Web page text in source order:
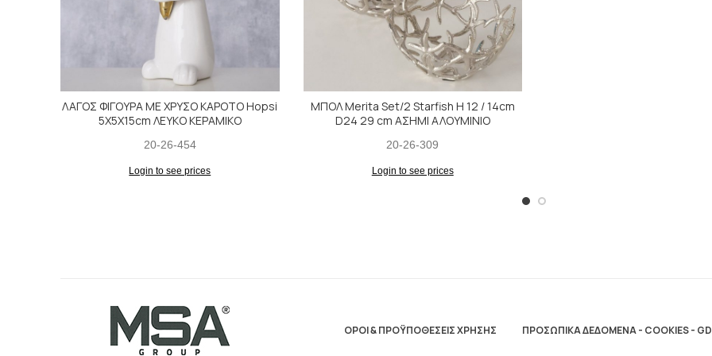
ΛΑΓΟΣ ΦΙΓΟΥΡΑ ΜΕ ΧΡΥΣΟ ΚΑΡΟΤΟ Hopsi
5Χ5Χ15cm ΛΕΥΚΟ ΚΕΡΑΜΙΚΟ
20-26-454
Login to see prices
ΜΠΟΛ Merita Set/2 Starfish Η 12 / 14cm
D24 29 cm ΑΣΗΜΙ ΑΛΟΥΜΙΝΙΟ
20-26-309
Login to see prices
ΟΡΟΙ & ΠΡΟΫΠΟΘΕΣΕΙΣ ΧΡΗΣΗΣ ΠΡΟΣΩΠΙΚΑ ΔΕΔΟΜΕΝΑ - COOKIES -